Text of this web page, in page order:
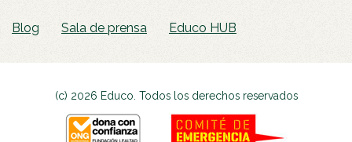
Blog Sala de prensa Educo HUB
(c) 2026 Educo. Todos los derechos reservados